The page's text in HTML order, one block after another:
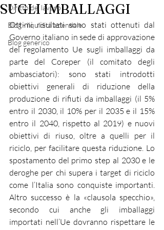
Diritto del lavoro
Blog - liquidità aziendale
Blog generico
SUGLI IMBALLAGGI
Ottimi risultati sono stati ottenuti dal
Governo italiano in sede di approvazione
del regolamento Ue sugli imballaggi da
parte del Coreper (il comitato degli
ambasciatori): sono stati introdotti
obiettivi generali di riduzione della
produzione di rifiuti da imballaggi (il 5%
entro il 2030, il 10% per il 2035 e il 15%
entro il 2040, rispetto al 2019) e nuovi
obiettivi di riuso, oltre a quelli per il
riciclo, per facilitare questa riduzione. Lo
spostamento del primo step al 2030 e le
deroghe per chi supera i target di riciclo
come l’Italia sono conquiste importanti.
Altro successo è la «clausola specchio»,
secondo cui anche gli imballaggi
importati nell’Ue dovranno rispettare le